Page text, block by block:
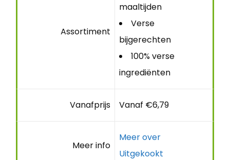
Assortiment
maaltijden
Verse
bijgerechten
100% verse
ingrediënten
Vanafprijs Vanaf €6,79
Meer info
Meer over
Uitgekookt